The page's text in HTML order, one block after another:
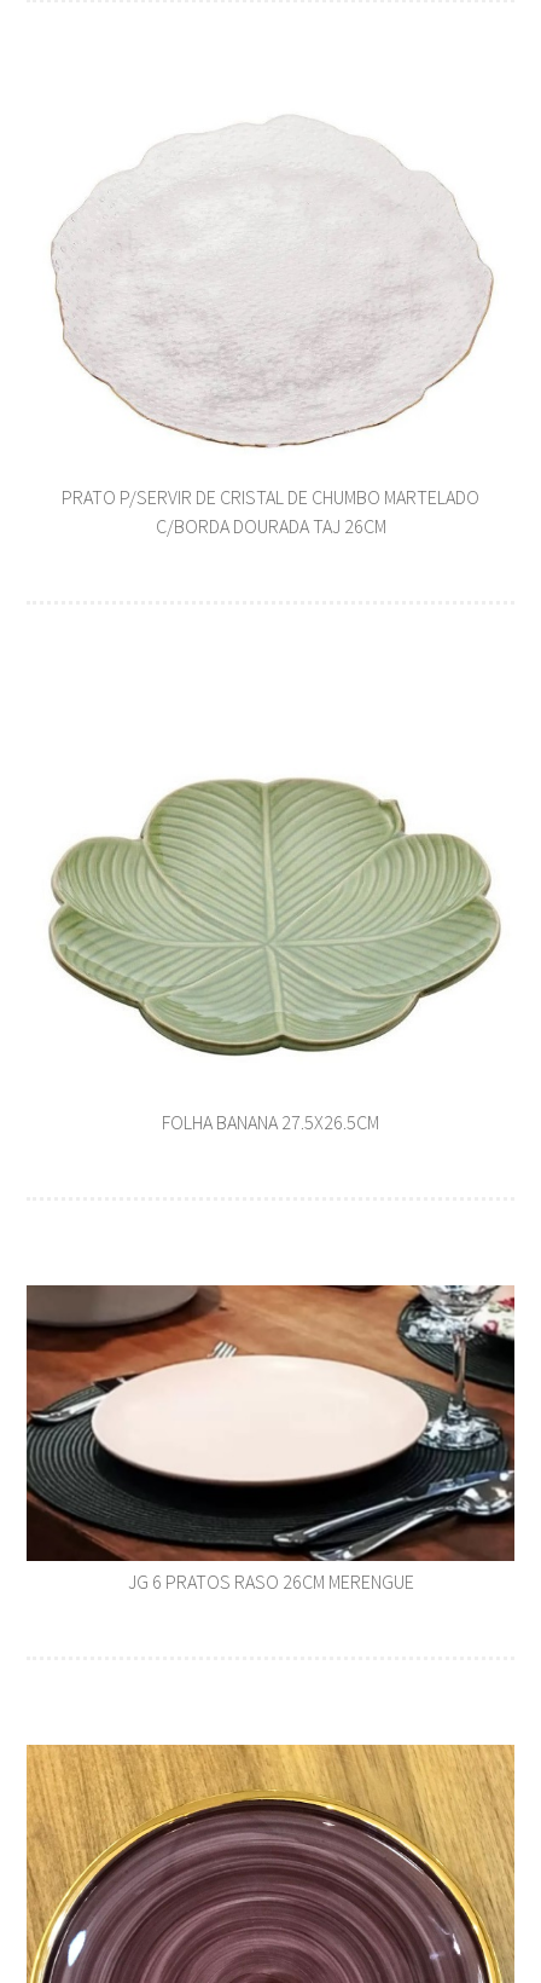
PRATO P/SERVIR DE CRISTAL DE CHUMBO MARTELADO
C/BORDA DOURADA TAJ 26CM
FOLHA BANANA 27.5X26.5CM
JG 6 PRATOS RASO 26CM MERENGUE